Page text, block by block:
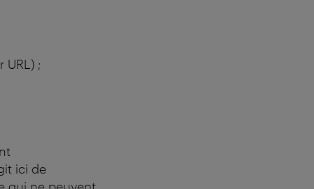
;
ici de